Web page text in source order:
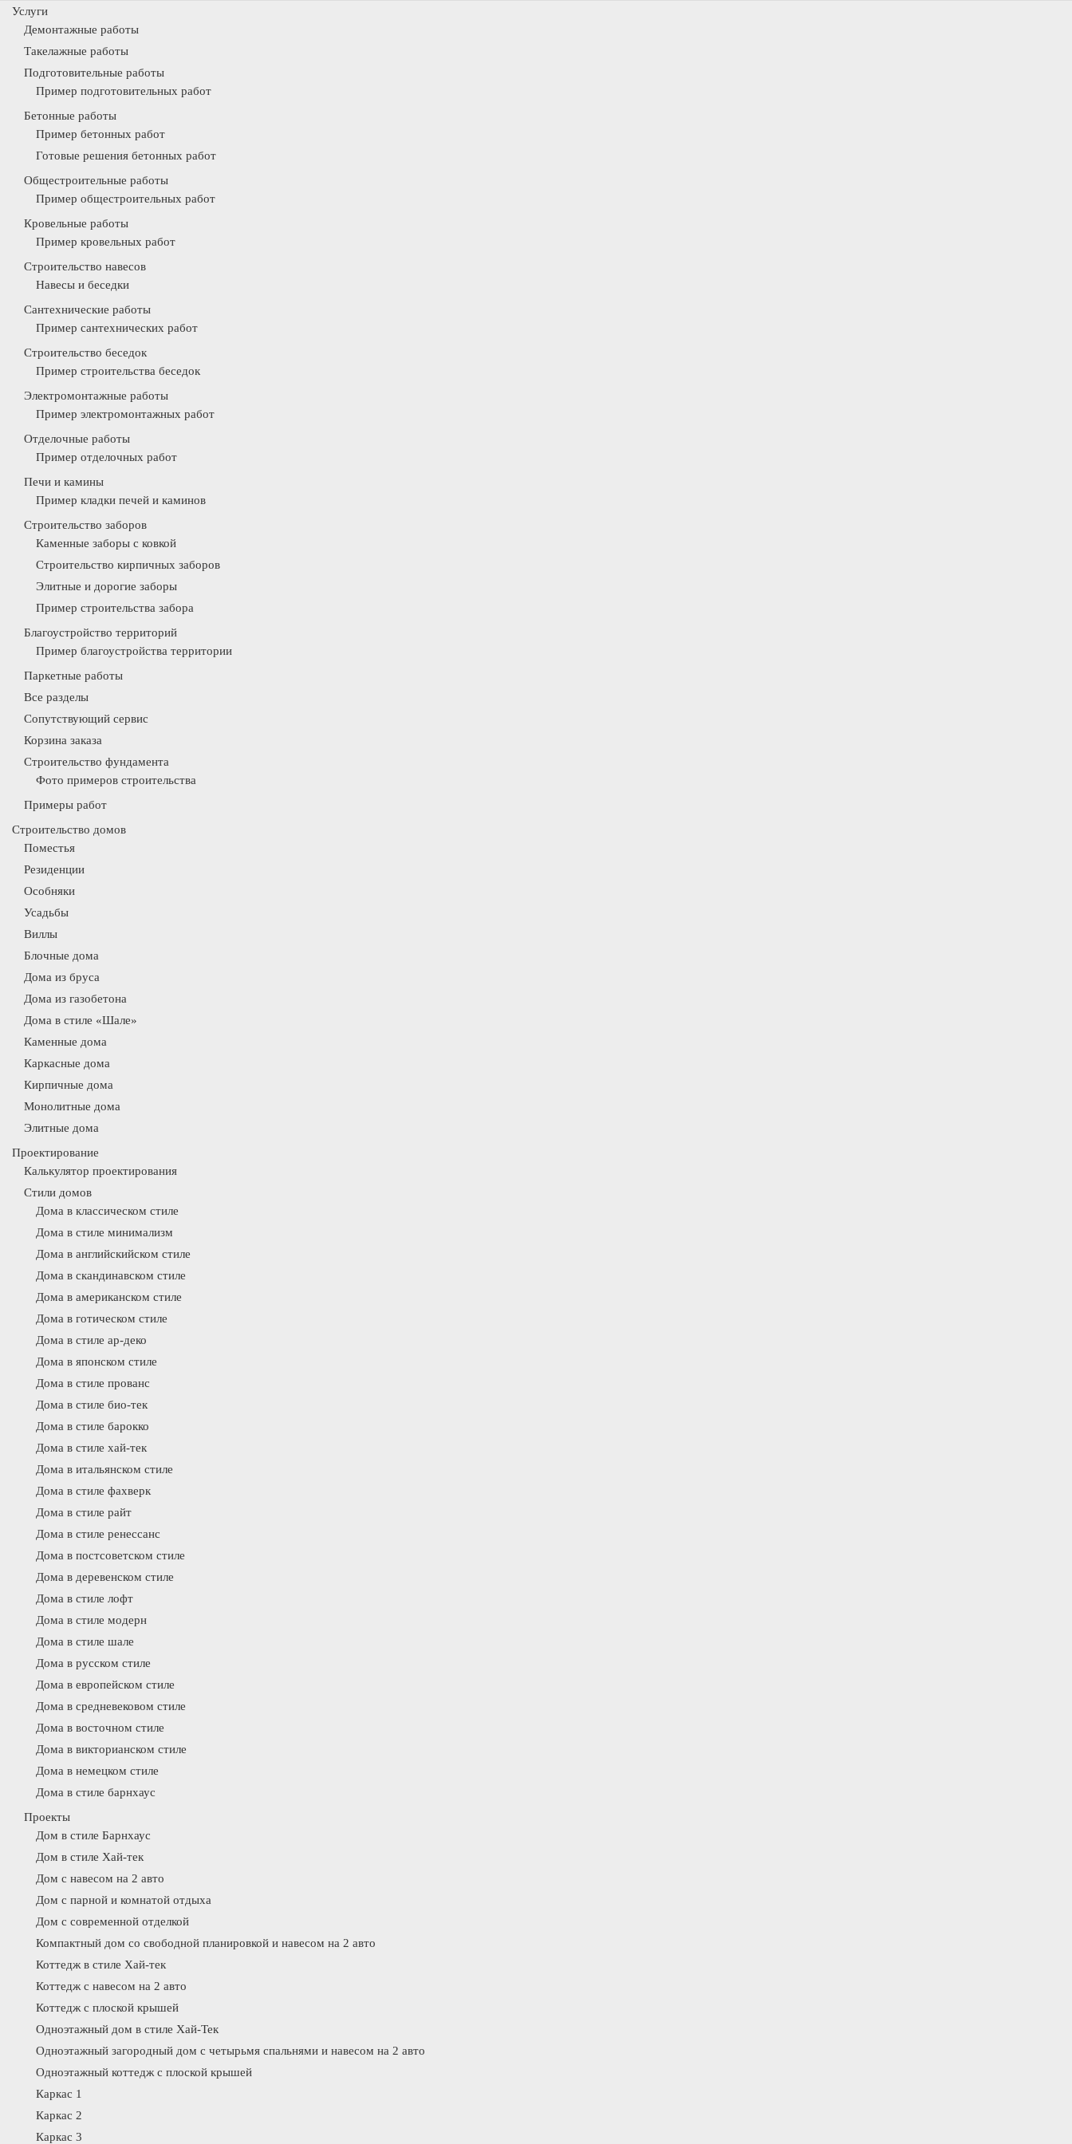
Услуги
Демонтажные работы
Такелажные работы
Подготовительные работы
Пример подготовительных работ
Бетонные работы
Пример бетонных работ
Готовые решения бетонных работ
Общестроительные работы
Пример общестроительных работ
Кровельные работы
Пример кровельных работ
Строительство навесов
Навесы и беседки
Сантехнические работы
Пример сантехнических работ
Строительство беседок
Пример строительства беседок
Электромонтажные работы
Пример электромонтажных работ
Отделочные работы
Пример отделочных работ
Печи и камины
Пример кладки печей и каминов
Строительство заборов
Каменные заборы с ковкой
Строительство кирпичных заборов
Элитные и дорогие заборы
Пример строительства забора
Благоустройство территорий
Пример благоустройства территории
Паркетные работы
Все разделы
Сопутствующий сервис
Корзина заказа
Строительство фундамента
Фото примеров строительства
Примеры работ
Строительство домов
Поместья
Резиденции
Особняки
Усадьбы
Виллы
Блочные дома
Дома из бруса
Дома из газобетона
Дома в стиле «Шале»
Каменные дома
Каркасные дома
Кирпичные дома
Монолитные дома
Элитные дома
Проектирование
Калькулятор проектирования
Стили домов
Дома в классическом стиле
Дома в стиле минимализм
Дома в английскийском стиле
Дома в скандинавском стиле
Дома в американском стиле
Дома в готическом стиле
Дома в стиле ар-деко
Дома в японском стиле
Дома в стиле прованс
Дома в стиле био-тек
Дома в стиле барокко
Дома в стиле хай-тек
Дома в итальянском стиле
Дома в стиле фахверк
Дома в стиле райт
Дома в стиле ренессанс
Дома в постсоветском стиле
Дома в деревенском стиле
Дома в стиле лофт
Дома в стиле модерн
Дома в стиле шале
Дома в русском стиле
Дома в европейском стиле
Дома в средневековом стиле
Дома в восточном стиле
Дома в викторианском стиле
Дома в немецком стиле
Дома в стиле барнхаус
Проекты
Дом в стиле Барнхаус
Дом в стиле Хай-тек
Дом с навесом на 2 авто
Дом с парной и комнатой отдыха
Дом с современной отделкой
Компактный дом со свободной планировкой и навесом на 2 авто
Коттедж в стиле Хай-тек
Коттедж с навесом на 2 авто
Коттедж с плоской крышей
Одноэтажный дом в стиле Хай-Тек
Одноэтажный загородный дом с четырьмя спальнями и навесом на 2 авто
Одноэтажный коттедж с плоской крышей
Каркас 1
Каркас 2
Каркас 3